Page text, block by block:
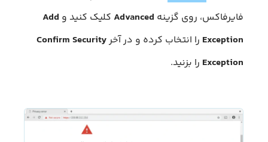
فایرفاکس، روی گزینه Advanced کلیک کنید و Add
Exception را انتخاب کرده و در آخرConfirm Security
Exception را بزنید.